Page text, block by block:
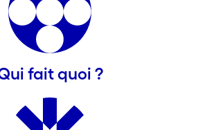
fait quoi ?